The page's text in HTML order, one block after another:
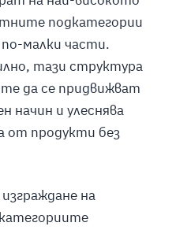
подкатегории
малки части.
тази структура
да се придвижват
начин и улеснява
от продукти без
на